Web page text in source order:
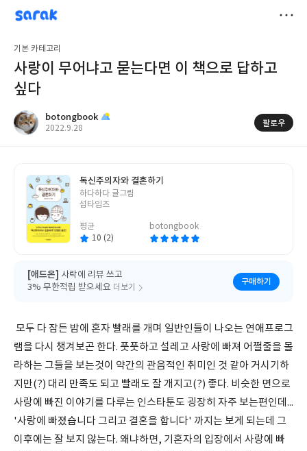
sarak
botongbook
기본 카테고리
사랑이 무어냐고 묻는다면 이 책으로 답하고
싶다
botongbook
작
2022.9.28
팔로우
독신주의자와 결혼하기
글
쓴
하다하다 글그림
섬타임즈
평균
10 (2)
botongbook
[애드온] 사락에 리뷰 쓰고
3% 무한적립 받으세요 더보기
구매하기
모두 다 잠든 밤에 혼자 빨래를 개며 일반인들이 나오는 연애프로그
램을 다시 챙겨보곤 한다. 풋풋하고 설레고 사랑에 빠져 어쩔줄을 몰
라하는 그들을 보는것이 약간의 관음적인 취미인 것 같아 거시기하
지만(?) 대리 만족도 되고 빨래도 잘 개지고(?) 좋다. 비슷한 면으로
사랑에 빠진 이야기를 다루는 인스타툰도 굉장히 자주 보는편인데...
'사랑에 빠졌습니다 그리고 결혼을 합니다' 까지는 보게 되는데 그
이후에는 잘 보지 않는다. 왜냐하면, 기혼자의 입장에서 사랑에 빠